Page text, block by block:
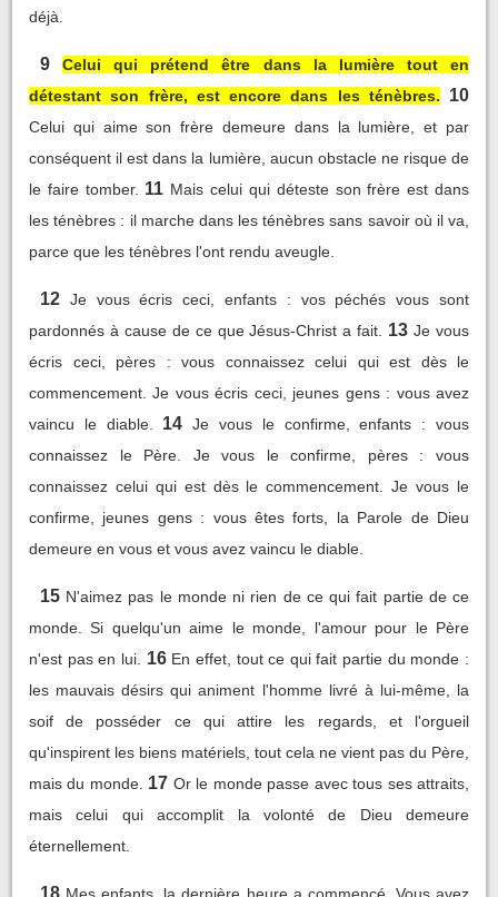
déjà.
9
Celui qui prétend être dans la lumière tout en
détestant son frère, est encore dans les ténèbres.
10
Celui qui aime son frère demeure dans la lumière, et par
conséquent il est dans la lumière, aucun obstacle ne risque de
le faire tomber. 11 Mais celui qui déteste son frère est dans
les ténèbres : il marche dans les ténèbres sans savoir où il va,
parce que les ténèbres l'ont rendu aveugle.
12 Je vous écris ceci, enfants : vos péchés vous sont
pardonnés à cause de ce que Jésus-Christ a fait.
13 Je vous
écris ceci, pères : vous connaissez celui qui est dès le
commencement. Je vous écris ceci, jeunes gens : vous avez
vaincu le diable.
14 Je vous le confirme, enfants : vous
connaissez le Père. Je vous le confirme, pères : vous
connaissez celui qui est dès le commencement. Je vous le
confirme, jeunes gens : vous êtes forts, la Parole de Dieu
demeure en vous et vous avez vaincu le diable.
15 N'aimez pas le monde ni rien de ce qui fait partie de ce
monde. Si quelqu'un aime le monde, l'amour pour le Père
n'est pas en lui.
16 En effet, tout ce qui fait partie du monde :
les mauvais désirs qui animent l'homme livré à lui-même, la
soif de posséder ce qui attire les regards, et l'orgueil
qu'inspirent les biens matériels, tout cela ne vient pas du Père,
mais du monde. 17 Or le monde passe avec tous ses attraits,
mais celui qui accomplit la volonté de Dieu demeure
éternellement.
18